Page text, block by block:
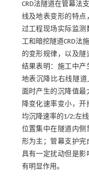
CRD法隧道在管幕法
线及地表变形的特点
过工程现场实际监测
工和暗挖隧道CRD法
的变形规律，以及
结果表明：施工中产
地表沉降比右线隧道
面时产生的沉降值
降变化速率变小，
均沉降速率的1/2;左
位置集中在隧道内侧
形为主；管幕支护完
具有一定扰动但是影
有明显作用。